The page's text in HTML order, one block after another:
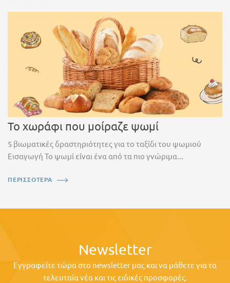
Το χωράφι που μοίραζε ψωμί
5 βιωματικές δραστηριότητες για το ταξίδι του ψωμιού
Εισαγωγή Το ψωμί είναι ένα από τα πιο γνώριμα...
ΠΕΡΙΣΣΟΤΕΡΑ
Newsletter
Εγγραφείτε τώρα στο newsletter μας και να μάθετε για τα
τελευταία νέα και τις ειδικές προσφορές.